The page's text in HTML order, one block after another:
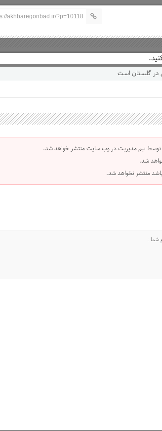
akhbaregonbad.ir/?p=10118
توسط تیم مدیریت در وب سایت منتشر خواهد شد.
شد.
باشد منتشر نخواهد شد.